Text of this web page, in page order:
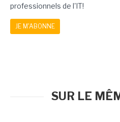
professionnels de l'IT!
JE M'ABONNE
SUR LE